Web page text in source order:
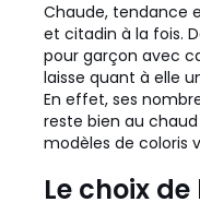
Chaude, tendance
et citadin à la fois.
pour garçon avec
laisse quant à elle
En effet, ses
reste bien au
modèles de coloris
Le choix